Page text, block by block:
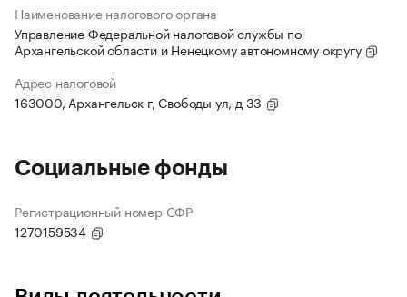
Наименование налогового органа
Управление Федеральной налоговой службы по
Архангельской области и Ненецкому автономному округу
Адрес налоговой
163000, Архангельск г, Свободы ул, д 33
Социальные фонды
Регистрационный номер СФР
1270159534